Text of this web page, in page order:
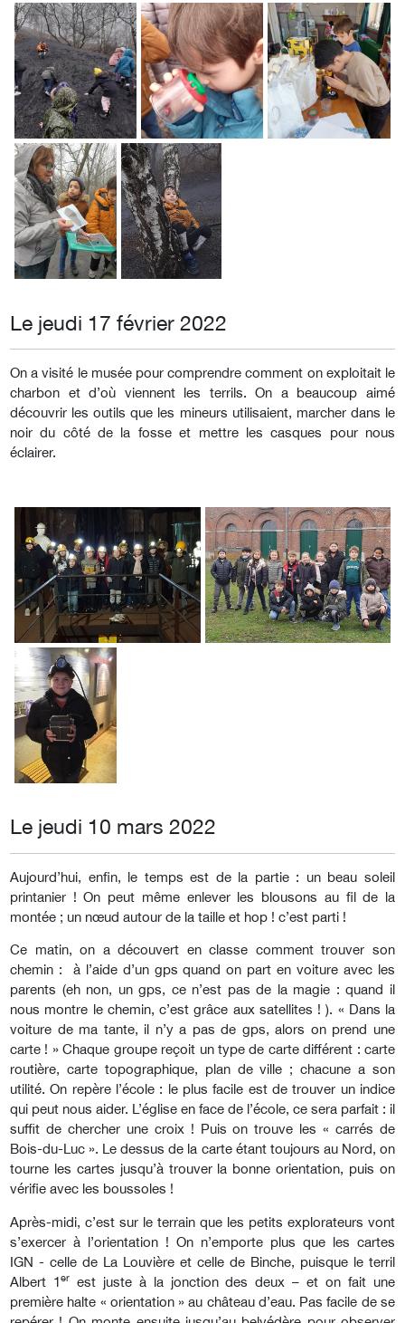
Le jeudi 17 février 2022
On a visité le musée pour comprendre comment on exploitait le
charbon et d’où viennent les terrils. On a beaucoup aimé
découvrir les outils que les mineurs utilisaient, marcher dans le
noir du côté de la fosse et mettre les casques pour nous
éclairer.
Le jeudi 10 mars 2022
Aujourd’hui, enfin, le temps est de la partie : un beau soleil
printanier ! On peut même enlever les blousons au fil de la
montée ; un nœud autour de la taille et hop ! c’est parti !
Ce matin, on a découvert en classe comment trouver son
chemin : à l’aide d’un gps quand on part en voiture avec les
parents (eh non, un gps, ce n’est pas de la magie : quand il
nous montre le chemin, c’est grâce aux satellites ! ). « Dans la
voiture de ma tante, il n’y a pas de gps, alors on prend une
carte ! » Chaque groupe reçoit un type de carte différent : carte
routière, carte topographique, plan de ville ; chacune a son
utilité. On repère l’école : le plus facile est de trouver un indice
qui peut nous aider. L’église en face de l’école, ce sera parfait : il
suffit de chercher une croix ! Puis on trouve les « carrés de
Bois-du-Luc ». Le dessus de la carte étant toujours au Nord, on
tourne les cartes jusqu’à trouver la bonne orientation, puis on
vérifie avec les boussoles !
Après-midi, c’est sur le terrain que les petits explorateurs vont
s’exercer à l’orientation ! On n’emporte plus que les cartes
IGN - celle de La Louvière et celle de Binche, puisque le terril
Albert 1erest juste à la jonction des deux – et on fait une
première halte « orientation » au château d’eau. Pas facile de se